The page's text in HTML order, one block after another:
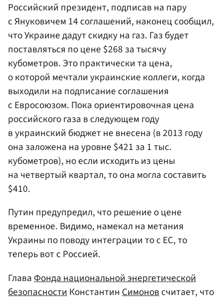
Российский президент, подписав на пару
с Януковичем 14 соглашений, наконец сообщил,
что Украине дадут скидку на газ. Газ будет
поставляться по цене $268 за тысячу
кубометров. Это практически та цена,
о которой мечтали украинские коллеги, когда
выходили на подписание соглашения
с Евросоюзом. Пока ориентировочная цена
российского газа в следующем году
в украинский бюджет не внесена (в 2013 году
она заложена на уровне $421 за 1 тыс.
кубометров), но если исходить из цены
на четвертый квартал, то она могла составить
$410.
Путин предупредил, что решение о цене
временное. Видимо, намекал на метания
Украины по поводу интеграции то с ЕС, то
теперь вот с Россией.
Глава Фонда национальной энергетической
безопасности Константин Симонов считает, что